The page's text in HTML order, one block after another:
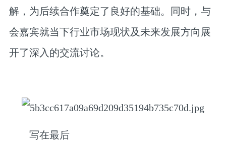
解，为后续合作奠定了良好的基础。同时，与
会嘉宾就当下行业市场现状及未来发展方向展
开了深入的交流讨论。
写在最后